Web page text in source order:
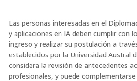
Las personas interesadas en el
y aplicaciones en IA deben cumplir con
ingreso y realizar su postulación a
establecidos por la Universidad Austral
considera la revisión de antecedentes
profesionales, y puede